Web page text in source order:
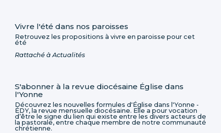
Vivre l'été dans nos paroisses
Retrouvez les propositions à vivre en paroisse pour cet
été
Rattaché à Actualités
S'abonner à la revue diocésaine Église dans
l'Yonne
Découvrez les nouvelles formules d'Église dans l'Yonne -
ÉDY, la revue mensuelle diocésaine. Elle a pour vocation
d’être le signe du lien qui existe entre les divers acteurs de
la pastorale, entre chaque membre de notre communauté
chrétienne.